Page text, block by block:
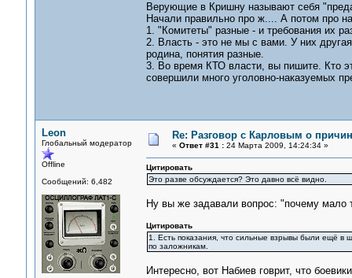
Верующие в Кришну называют себя
Начали правильно про ж.... А потом про
1. "Комитеты" разные - и требования их
2. Власть - это не мы с вами. У них
родина, понятия разные.
3. Во время КТО власти, вы пишите. Кто
совершили много уголовно-наказуемых
Leon
Глобальный модератор
Offline
Сообщений: 6,482
Re: Разговор с Карловым о
« Ответ #31 :24 Марта 2009, 14:24:34 »
Цитировать
Это разве обсуждается? Это давно всё видно.
Ну вы же задавали вопрос: "почему мало
Цитировать
1. Есть показания, что сильные взрывы были ещё в
по заложникам.
Интересно, вот Набиев говрит, что